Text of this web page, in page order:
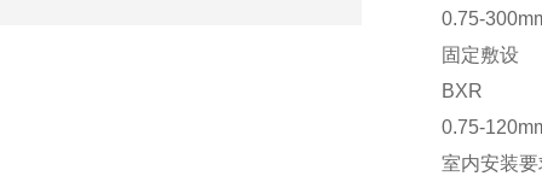
0.75-
固定敷设
BXR
0.75-
室内安装